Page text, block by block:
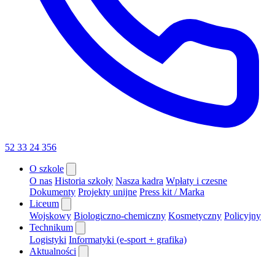
52 33 24 356
O szkole
O nas Historia szkoły Nasza kadra Wpłaty i czesne
Dokumenty Projekty unijne Press kit / Marka
Liceum
Wojskowy Biologiczno-chemiczny Kosmetyczny Policyjny
Technikum
Logistyki Informatyki (e-sport + grafika)
Aktualności